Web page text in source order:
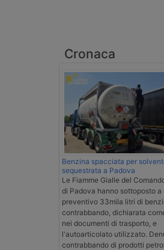
Cronaca
Benzina spacciata per
sequestrata a Padova
Le Fiamme Gialle del
di Padova hanno sottoposto a
preventivo 33mila litri di
contrabbando, dichiarata
nei documenti di trasporto, e
l'autoarticolato utilizzato.
contrabbando di prodotti